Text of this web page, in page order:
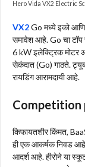
Hero Vida VX2 Electric
VX2Go मध्ये इको
समावेश आहे. Go चा टॉप
6 kW इलेक्ट्रिक मोटर
सेकंदात (Go) गाठते.
रायडिंग आरामदायी आहे.
Competition
किफायतशीर किंमत,
ही एक आकर्षक निवड आहे.
आदर्श आहे. हीरोने या